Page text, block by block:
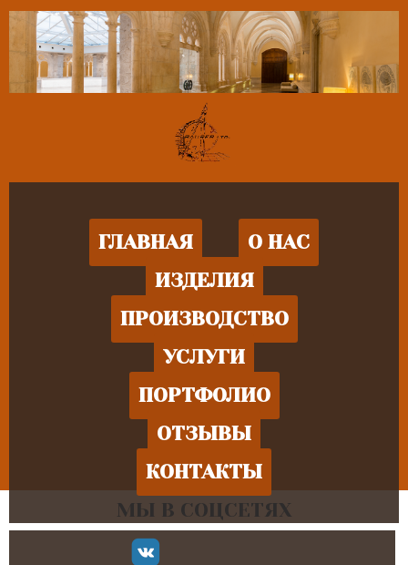
ГЛАВНАЯ
О НАС
ИЗДЕЛИЯ
ПРОИЗВОДСТВО
УСЛУГИ
ПОРТФОЛИО
ОТЗЫВЫ
КОНТАКТЫ
МЫ В СОЦСЕТЯХ